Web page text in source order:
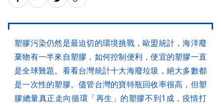
塑膠污染仍然是最迫切的環境挑戰，歐盟統計，海洋廢
棄物有一半來自塑膠，如何控制便利，便宜的塑膠一直
是全球難題。看看台灣統計十大海廢垃圾，絕大多數都
是一次性的塑膠。儘管台灣的寶特瓶回收率很高，但塑
膠總量真正走向循環「再生」的塑膠不到1成，疫情打